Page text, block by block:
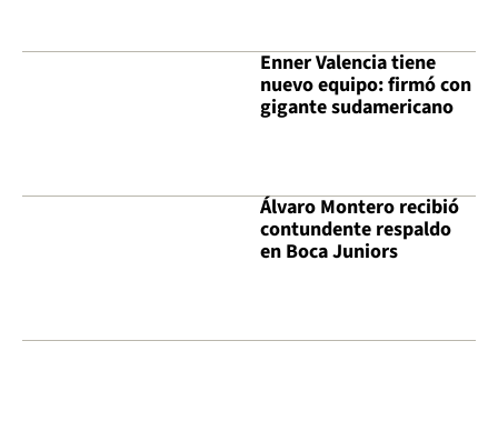
Enner Valencia tiene
nuevo equipo: firmó con
gigante sudamericano
Álvaro Montero recibió
contundente respaldo
en Boca Juniors